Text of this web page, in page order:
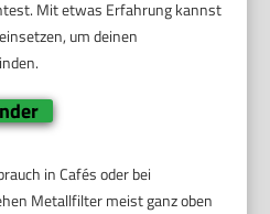
Mit etwas Erfahrung kannst
um deinen
in Cafés oder bei
Metallfilter meist ganz oben